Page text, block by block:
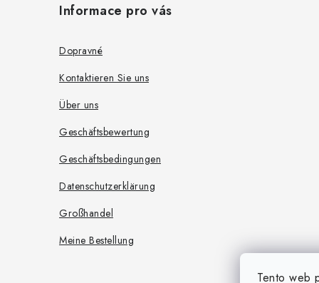
Tento web
L
i
s
t
e
Informace pro vás
Dopravné
Kontaktieren Sie uns
Über uns
Geschäftsbewertung
Geschäftsbedingungen
Datenschutzerklärung
Großhandel
Meine Bestellung